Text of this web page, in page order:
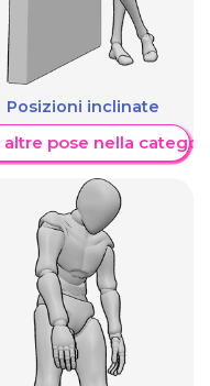
Posizioni inclinate
altre pose nella